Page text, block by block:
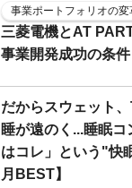
事業ポートフォリオの変
三菱電機とAT
事業開発成功の条
だからスウェット
睡が遠のく...睡眠
はコレ」という"快
月BEST】